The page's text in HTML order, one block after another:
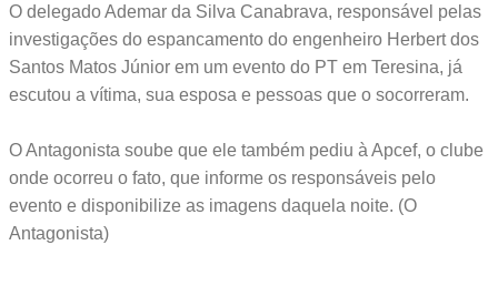
O delegado Ademar da Silva Canabrava, responsável pelas
investigações do espancamento do engenheiro Herbert dos
Santos Matos Júnior em um evento do PT em Teresina, já
escutou a vítima, sua esposa e pessoas que o socorreram.
O Antagonista soube que ele também pediu à Apcef, o clube
onde ocorreu o fato, que informe os responsáveis pelo
evento e disponibilize as imagens daquela noite. (O
Antagonista)